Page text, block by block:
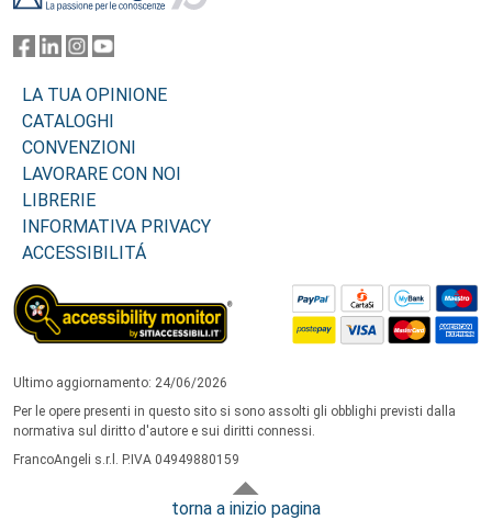
LA TUA OPINIONE
CATALOGHI
CONVENZIONI
LAVORARE CON NOI
LIBRERIE
INFORMATIVA PRIVACY
ACCESSIBILITÁ
Ultimo aggiornamento: 24/06/2026
Per le opere presenti in questo sito si sono assolti gli obblighi previsti dalla
normativa sul diritto d'autore e sui diritti connessi.
FrancoAngeli s.r.l. P.IVA 04949880159
torna a inizio pagina